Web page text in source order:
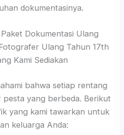
dokumentasinya.
Dokumentasi Ulang
Ulang Tahun 17th
Kami Sediakan
bahwa setiap rentang
pesta yang berbeda. Berikut
yang kami tawarkan untuk
keluarga Anda: